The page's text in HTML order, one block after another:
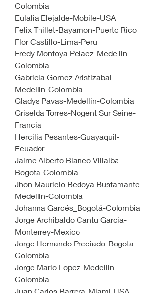
Colombia
Eulalia Elejalde-Mobile-USA
Felix Thillet-Bayamon-Puerto Rico
Flor Castillo-Lima-Peru
Fredy Montoya Pelaez-Medellin-
Colombia
Gabriela Gomez Aristizabal-
Medellin-Colombia
Gladys Pavas-Medellin-Colombia
Griselda Torres-Nogent Sur Seine-
Francia
Hercilia Pesantes-Guayaquil-
Ecuador
Jaime Alberto Blanco Villalba-
Bogota-Colombia
Jhon Mauricio Bedoya Bustamante-
Medellin-Colombia
Johanna Garcés_Bogotá-Colombia
Jorge Archibaldo Cantu Garcia-
Monterrey-Mexico
Jorge Hernando Preciado-Bogota-
Colombia
Jorge Mario Lopez-Medellin-
Colombia
Juan Carlos Barrera-Miami-USA